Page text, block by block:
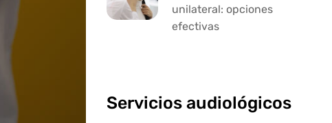
unilateral: opciones
efectivas
Servicios audiológicos